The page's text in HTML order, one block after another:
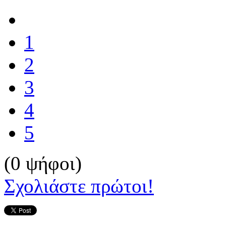
1
2
3
4
5
(0 ψήφοι)
Σχολιάστε πρώτοι!